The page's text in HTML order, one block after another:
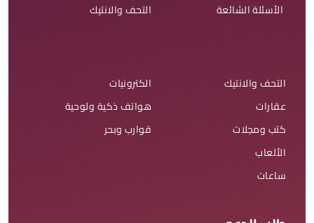
الأسئلة الشائعة
التحف والانتيك
التحف والانتيك
عقارات
كتب ومجلات
الألعاب
ساعات
الكترونيات
هواتف ذكية ولوحية
قوارب وبحر